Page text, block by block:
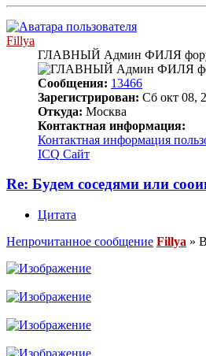
Fillya
ГЛАВНЫЙ Админ ФИЛЯ
Сообщения: 13466
Зарегистрирован: Сб окт 08,
Откуда: Москва
Контактная информация:
Контактная информация
ICQ Сайт
Re: Будем соседями или
Цитата
Непрочитанное сообщение Fillya »